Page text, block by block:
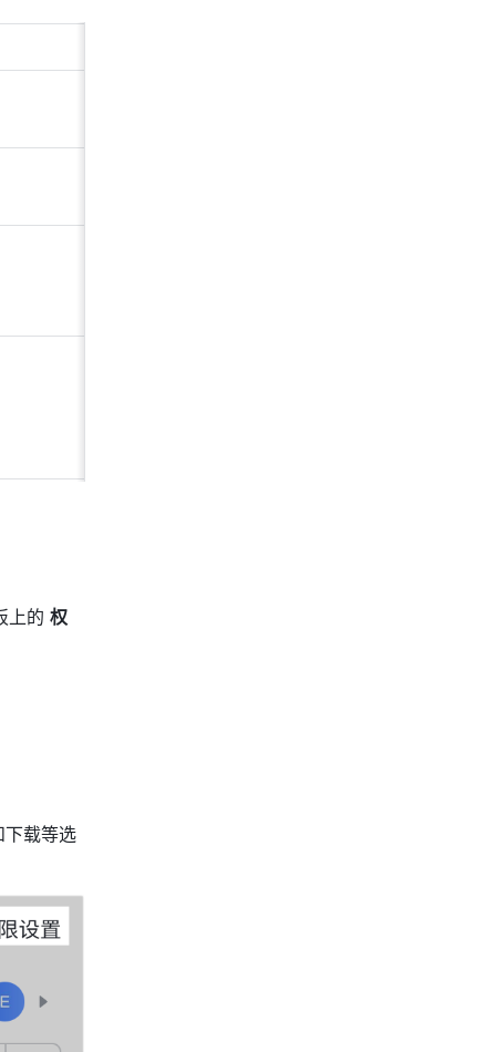
上的 权
下载等选